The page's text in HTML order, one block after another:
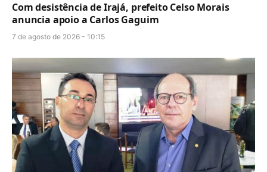
Com desistência de Irajá, prefeito Celso Morais
anuncia apoio a Carlos Gaguim
7 de agosto de 2026 - 10:15